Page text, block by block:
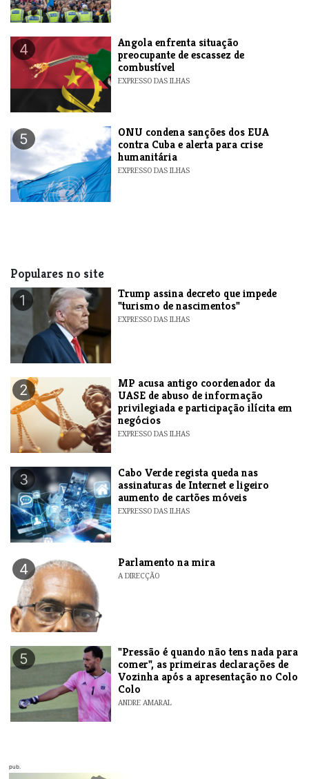
4
Angola enfrenta situação
preocupante de escassez de
combustível
EXPRESSO DAS ILHAS
5
ONU condena sanções dos EUA
contra Cuba e alerta para crise
humanitária
EXPRESSO DAS ILHAS
Populares no site
1
Trump assina decreto que impede
"turismo de nascimentos"
EXPRESSO DAS ILHAS
2
MP acusa antigo coordenador da
UASE de abuso de informação
privilegiada e participação ilícita em
negócios
EXPRESSO DAS ILHAS
3
Cabo Verde regista queda nas
assinaturas de Internet e ligeiro
aumento de cartões móveis
EXPRESSO DAS ILHAS
4 Parlamento na mira
A DIRECÇÃO
5
"Pressão é quando não tens nada para
comer", as primeiras declarações de
Vozinha após a apresentação no Colo
Colo
ANDRE AMARAL
pub.